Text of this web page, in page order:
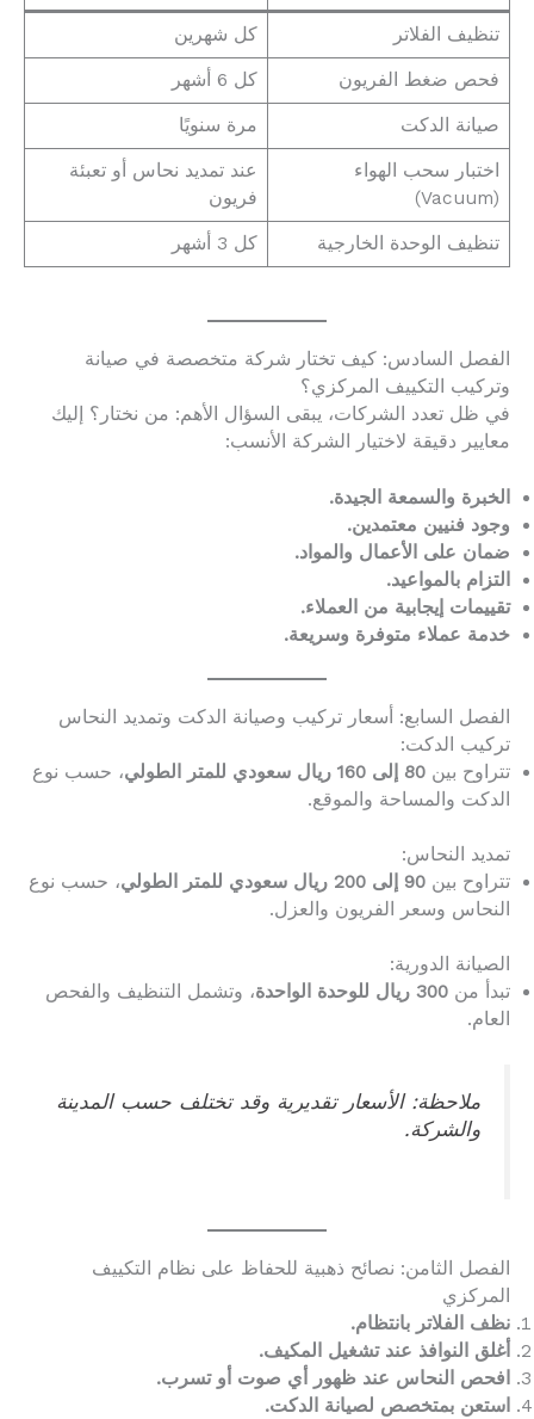
تنظيف الفلاتر كل شهرين
فحص ضغط الفريون كل 6 أشهر
صيانة الدكت مرة سنويًا
اختبار سحب الهواء
(Vacuum)
عند تمديد نحاس أو تعبئة
فريون
تنظيف الوحدة الخارجية كل 3 أشهر
الفصل السادس: كيف تختار شركة متخصصة في صيانة
وتركيب التكييف المركزي؟
في ظل تعدد الشركات، يبقى السؤال الأهم: من نختار؟ إليك
معايير دقيقة لاختيار الشركة الأنسب:
الخبرة والسمعة الجيدة.
وجود فنيين معتمدين.
ضمان على الأعمال والمواد.
التزام بالمواعيد.
تقييمات إيجابية من العملاء.
خدمة عملاء متوفرة وسريعة.
الفصل السابع: أسعار تركيب وصيانة الدكت وتمديد النحاس
تركيب الدكت:
تتراوح بين 80 إلى 160 ريال سعودي للمتر الطولي
، حسب نوع
الدكت والمساحة والموقع.
تمديد النحاس:
تتراوح بين 90 إلى 200 ريال سعودي للمتر الطولي
، حسب نوع
النحاس وسعر الفريون والعزل.
الصيانة الدورية:
تبدأ من 300 ريال للوحدة الواحدة
، وتشمل التنظيف والفحص
العام.
ملاحظة: الأسعار تقديرية وقد تختلف حسب المدينة
والشركة.
الفصل الثامن: نصائح ذهبية للحفاظ على نظام التكييف
المركزي
نظف الفلاتر بانتظام.
أغلق النوافذ عند تشغيل المكيف.
افحص النحاس عند ظهور أي صوت أو تسرب.
استعن بمتخصص لصيانة الدكت.